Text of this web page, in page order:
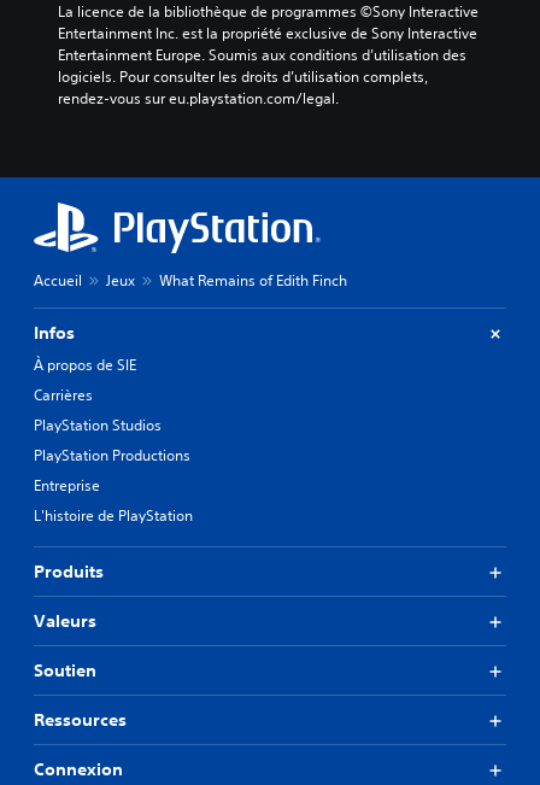
La licence de la bibliothèque de programmes ©Sony Interactive
Entertainment Inc. est la propriété exclusive de Sony Interactive
Entertainment Europe. Soumis aux conditions d’utilisation des
logiciels. Pour consulter les droits d’utilisation complets,
rendez-vous sur eu.playstation.com/legal.
Accueil Jeux What Remains of Edith Finch
Infos
À propos de SIE
Carrières
PlayStation Studios
PlayStation Productions
Entreprise
L'histoire de PlayStation
Produits
Valeurs
Soutien
Ressources
Connexion